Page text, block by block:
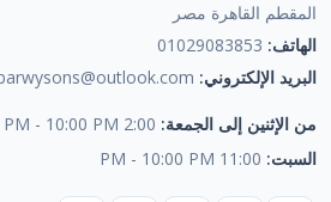
المقطم القاهرة مصر
الهاتف: 01029083853
البريد الإلكتروني:
من الإثنين إلى الجمعة: 2:00 PM - 10:00 PM
السبت: 11:00 PM - 10:00 PM